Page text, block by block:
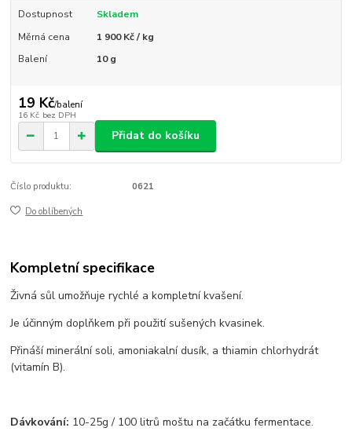
Dostupnost
Skladem
Měrná cena
1 900 Kč / kg
Balení
10 g
19 Kč/balení
16 Kč bez DPH
Přidat do košíku
Číslo produktu: 0621
Do oblíbených
Kompletní specifikace
Živná sůl umožňuje rychlé a kompletní kvašení.
Je účinným doplňkem při použití sušených kvasinek.
Přináší minerální soli, amoniakalní dusík, a thiamin chlorhydrát
(vitamín B).
Dávkování: 10-25g / 100 litrů moštu na začátku fermentace.